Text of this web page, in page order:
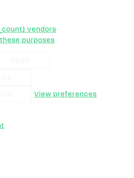
vendors
purposes
View preferences